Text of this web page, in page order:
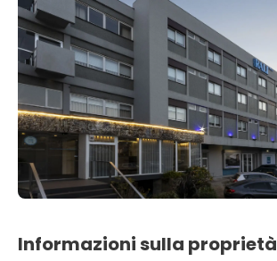
Informazioni sulla proprietà